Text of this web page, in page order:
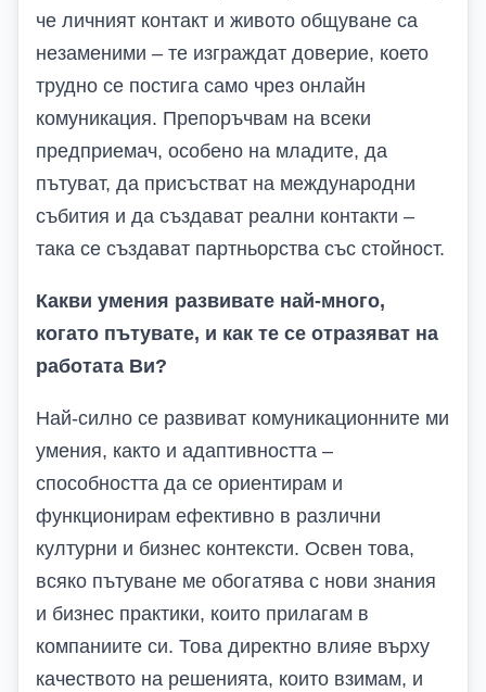
че личният контакт и живото общуване са
незаменими – те изграждат доверие, което
трудно се постига само чрез онлайн
комуникация. Препоръчвам на всеки
предприемач, особено на младите, да
пътуват, да присъстват на международни
събития и да създават реални контакти –
така се създават партньорства със стойност.
Какви умения развивате най-много,
когато пътувате, и как те се отразяват на
работата Ви?
Най-силно се развиват комуникационните ми
умения, както и адаптивността –
способността да се ориентирам и
функционирам ефективно в различни
културни и бизнес контексти. Освен това,
всяко пътуване ме обогатява с нови знания
и бизнес практики, които прилагам в
компаниите си. Това директно влияе върху
качеството на решенията, които взимам, и